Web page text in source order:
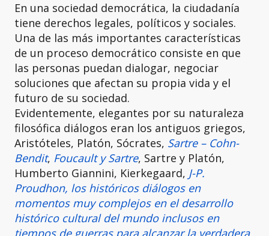
En una sociedad democrática, la ciudadanía
tiene derechos legales, políticos y sociales.
Una de las más importantes características
de un proceso democrático consiste en que
las personas puedan dialogar, negociar
soluciones que afectan su propia vida y el
futuro de su sociedad.
Evidentemente, elegantes por su naturaleza
filosófica diálogos eran los antiguos griegos,
Aristóteles, Platón, Sócrates, Sartre – Cohn-
Bendit, Foucault y Sartre, Sartre y Platón,
Humberto Giannini, Kierkegaard, J-P.
Proudhon, los históricos diálogos en
momentos muy complejos en el desarrollo
histórico cultural del mundo inclusos en
tiempos de guerras para alcanzar la verdadera